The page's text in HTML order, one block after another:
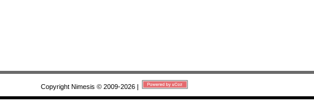
Copyright Nimesis © 2009-2026 |